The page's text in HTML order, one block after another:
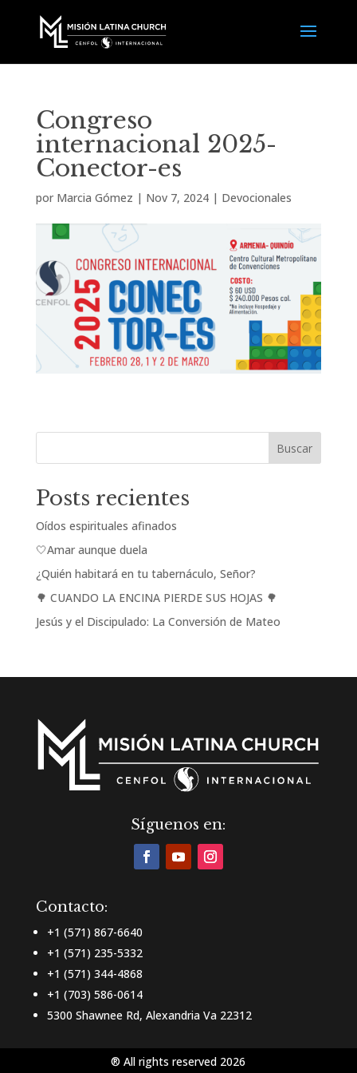
Congreso
internacional 2025-
Conector-es
por Marcia Gómez | Nov 7, 2024| Devocionales
Buscar
Posts recientes
Oídos espirituales afinados
🤍Amar aunque duela
¿Quién habitará en tu tabernáculo, Señor?
🌳 CUANDO LA ENCINA PIERDE SUS HOJAS 🌳
Jesús y el Discipulado: La Conversión de Mateo
Síguenos en:
Contacto:
+1 (571) 867-6640
+1 (571) 235-5332
+1 (571) 344-4868
+1 (703) 586-0614
5300 Shawnee Rd, Alexandria Va 22312
® All rights reserved 2026